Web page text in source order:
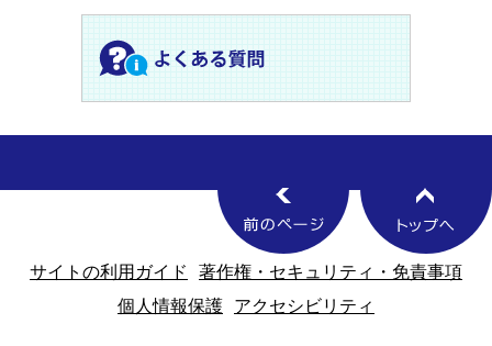
サイトの利用ガイド
著作権・セキュリティ・免責事項
個人情報保護
アクセシビリティ